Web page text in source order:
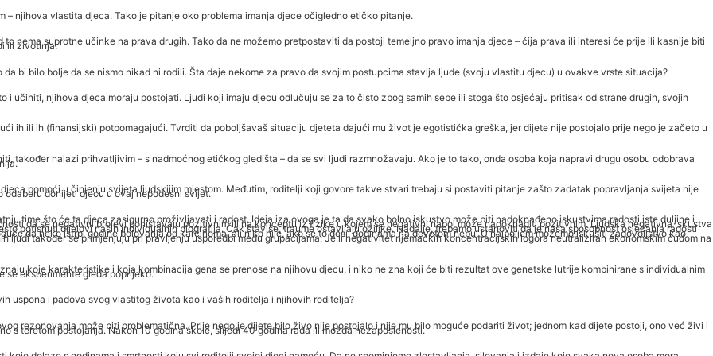
njihova vlastita djeca. Tako je pitanje oko problema imanja djece očigledno etičko pitanje.
nema suprotne učinke na prava drugih. Tako da ne možemo pretpostaviti da postoji temeljno pravo imanja djece – čija prava ili interesi će prije ili kasnije biti
ili životinja.
bi bilo bolje da se nismo nikad ni rodili. Šta daje nekome za pravo da svojim postupcima stavlja ljude (svoju vlastitu djecu) u ovakve vrste situacija?
učiniti, njihova djeca moraju postojati. Ljudi koji imaju djecu odlučuju se za to čisto zbog samih sebe ili stoga što osjećaju pritisak od strane drugih, svojih
ih ili ih (finansijski) potpomagajući. Tvrditi da poboljšavaš situaciju djeteta dajući mu život je egotistička greška, jer dijete nije postojalo prije nego je začeto u
također nalazi prihvatljivim – s nadmoćnog etičkog gledišta – da se svi ljudi razmnožavaju. Ako je to tako, onda osoba koja napravi drugu osobu odobrava
pomoći u činjenju svijeta ljudskijim mjestom. Međutim, roditelji koji govore takve stvari trebaju si postaviti pitanje zašto zadatak popravljanja svijeta nije
donijeti djecu u ovaj nepodesni svijet.
time što će ta djeca zasigurno proživljavati i radost. Ideja iza ovoga je ta da svako bolno iskustvo može biti nadoknađeno iskustvima radosti iste duljine i
da se negativni brojevi poništavaju pozitivnim ili na konceptu iz fizike u kojem se negativni naboj može nadoknaditi pozitivnim. Ljudska negativna iskustva
potisnuti dijelovi naših individualnih biografija. Čak štaviše, traume ostavljaju ožiljke. Nadalje, trebamo ustanoviti da je naša sposobnost osjećanja radosti
da neko istrpi godine bolovanja od karcinoma, ali niko nije, ako se to desi, godinama na devetom nebu. U najboljem možemo iskusiti zadovoljstvo kao
također se primjenjuju pri pravljenju usporedbi među grupacijama: Je li negativitet njemačkih koncentracijskih logora neutraliziran ekonomskim čudom na
koje karakteristike i koja kombinacija gena se prenose na njihovu djecu, i niko ne zna koji će biti rezultat ove genetske lutrije kombinirane s individualnim
se eksperimente gleda poprijeko.
uspona i padova svog vlastitog života kao i vaših roditelja i njihovih roditelja?
rezonovanja može biti problematična. Prije nego je dijete bilo živo nije postojalo i nije mu bilo moguće podariti život; jednom kad dijete postoji, ono već živi i
s teretom postojanja. Nakon 10 godina škole, slijedi 40 godina rada ili možda nezaposlenosti.